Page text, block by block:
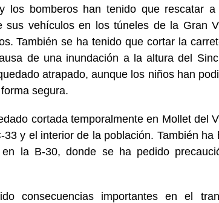
los bomberos han tenido que rescatar a
sus vehículos en los túneles de la Gran
También se ha tenido que cortar la
de una inundación a la altura del
atrapado, aunque los niños han
segura.
cortada temporalmente en Mollet del
y el interior de la población. También ha
la B-30, donde se ha pedido
consecuencias importantes en el